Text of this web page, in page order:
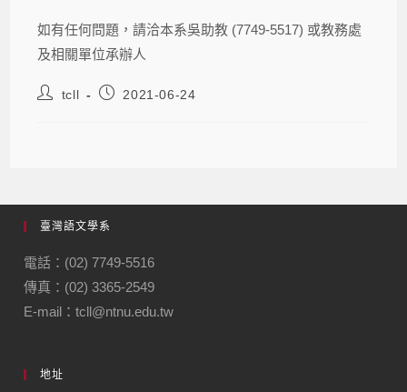
如有任何問題，請洽本系吳助教 (7749-5517) 或教務處
及相關單位承辦人
tcll 2021-06-24
臺灣語文學系
電話：(02) 7749-5516
傳真：(02) 3365-2549
E-mail：tcll@ntnu.edu.tw
地址